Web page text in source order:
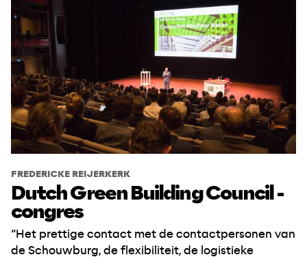
FREDERICKE REIJERKERK
Dutch Green Building Council -
congres
“Het prettige contact met de contactpersonen van
de Schouwburg, de flexibiliteit, de logistieke